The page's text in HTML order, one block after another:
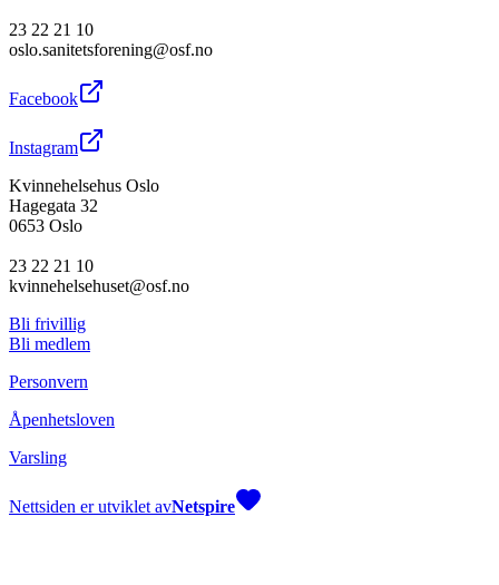
23 22 21 10
oslo.sanitetsforening@osf.no
Facebook
Instagram
Kvinnehelsehus Oslo
Hagegata 32
0653 Oslo
23 22 21 10
kvinnehelsehuset@osf.no
Bli frivillig
Bli medlem
Personvern
Åpenhetsloven
Varsling
Nettsiden er utviklet avNetspire